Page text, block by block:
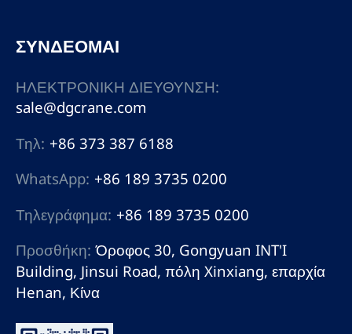
ΣΥΝΔΕΟΜΑΙ
ΗΛΕΚΤΡΟΝΙΚΗ ΔΙΕΥΘΥΝΣΗ:
sale@dgcrane.com
Τηλ: +86 373 387 6188
WhatsApp: +86 189 3735 0200
Τηλεγράφημα: +86 189 3735 0200
Προσθήκη: Όροφος 30, Gongyuan INT'I
Building, Jinsui Road, πόλη Xinxiang, επαρχία
Henan, Κίνα